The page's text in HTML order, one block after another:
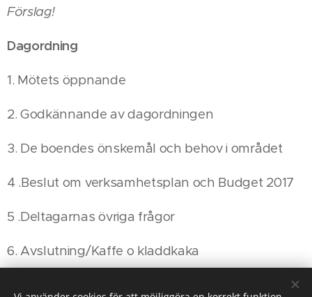
Förslag!
Dagordning
1. Mötets öppnande
2. Godkännande av dagordningen
3. De boendes önskemål och behov i området
4 .Beslut om verksamhetsplan och Budget 2017
5 .Deltagarnas övriga frågor
6. Avslutning/Kaffe o kladdkaka